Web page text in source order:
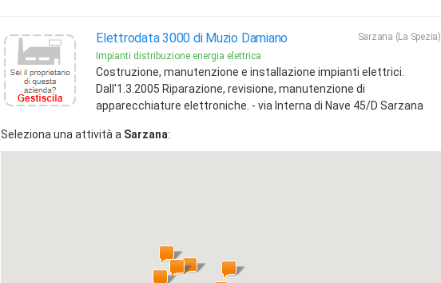
Elettrodata 3000 di Muzio Damiano
Sarzana (La Spezia)
Impianti distribuzione energia elettrica
Costruzione, manutenzione e installazione impianti elettrici.
Dall'1.3.2005 Riparazione, revisione, manutenzione di
apparecchiature elettroniche. - via Interna di Nave 45/D Sarzana
Seleziona una attività a Sarzana: